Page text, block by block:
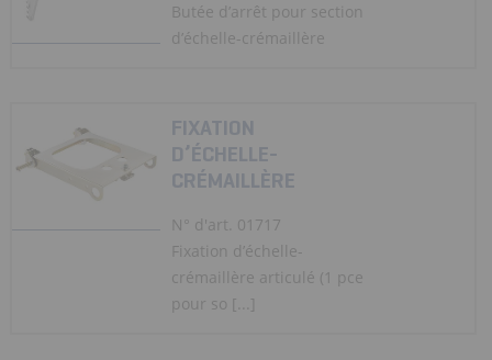
Butée d’arrêt pour section
d’échelle-crémaillère
FIXATION
D’ÉCHELLE-
CRÉMAILLÈRE
N° d'art. 01717
Fixation d’échelle-
crémaillère articulé (1 pce
pour so [...]